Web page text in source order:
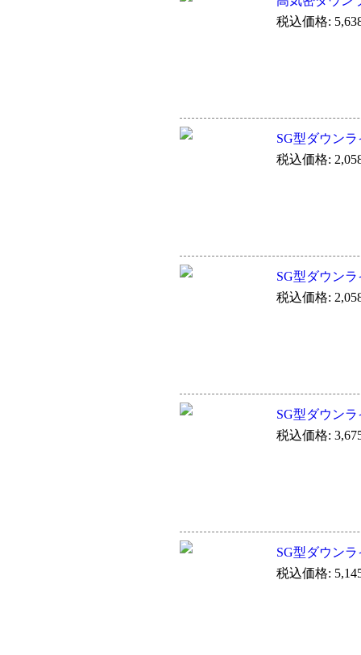
税込価格:
SG型ダウンラ
税込価格:
SG型ダウンラ
税込価格:
SG型ダウンラ
税込価格:
SG型ダウンラ
税込価格: